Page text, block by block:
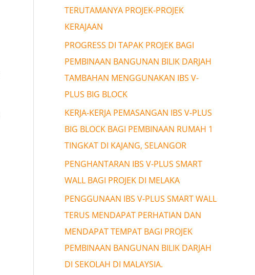
TERUTAMANYA PROJEK-PROJEK
KERAJAAN
PROGRESS DI TAPAK PROJEK BAGI
PEMBINAAN BANGUNAN BILIK DARJAH
TAMBAHAN MENGGUNAKAN IBS V-
PLUS BIG BLOCK
KERJA-KERJA PEMASANGAN IBS V-PLUS
BIG BLOCK BAGI PEMBINAAN RUMAH 1
TINGKAT DI KAJANG, SELANGOR
PENGHANTARAN IBS V-PLUS SMART
WALL BAGI PROJEK DI MELAKA
PENGGUNAAN IBS V-PLUS SMART WALL
TERUS MENDAPAT PERHATIAN DAN
MENDAPAT TEMPAT BAGI PROJEK
PEMBINAAN BANGUNAN BILIK DARJAH
DI SEKOLAH DI MALAYSIA.